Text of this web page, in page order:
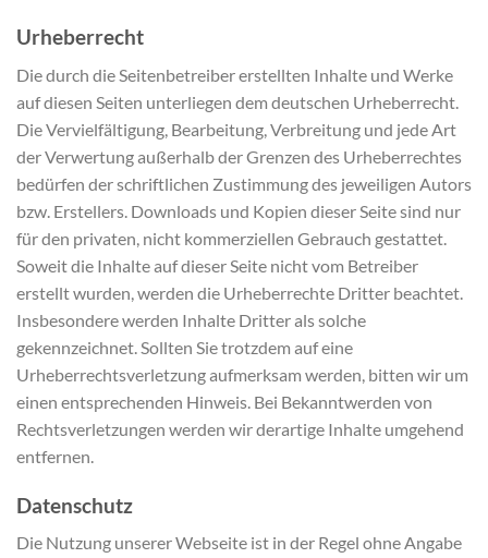
Urheberrecht
Die durch die Seitenbetreiber erstellten Inhalte und Werke
auf diesen Seiten unterliegen dem deutschen Urheberrecht.
Die Vervielfältigung, Bearbeitung, Verbreitung und jede Art
der Verwertung außerhalb der Grenzen des Urheberrechtes
bedürfen der schriftlichen Zustimmung des jeweiligen Autors
bzw. Erstellers. Downloads und Kopien dieser Seite sind nur
für den privaten, nicht kommerziellen Gebrauch gestattet.
Soweit die Inhalte auf dieser Seite nicht vom Betreiber
erstellt wurden, werden die Urheberrechte Dritter beachtet.
Insbesondere werden Inhalte Dritter als solche
gekennzeichnet. Sollten Sie trotzdem auf eine
Urheberrechtsverletzung aufmerksam werden, bitten wir um
einen entsprechenden Hinweis. Bei Bekanntwerden von
Rechtsverletzungen werden wir derartige Inhalte umgehend
entfernen.
Datenschutz
Die Nutzung unserer Webseite ist in der Regel ohne Angabe